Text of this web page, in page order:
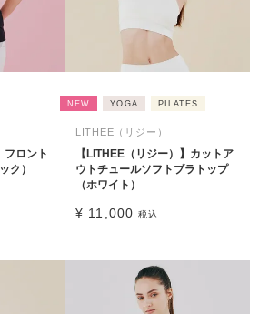
フロント
ク）
NEW YOGA PILATES
LITHEE（リジー）
【LITHEE（リジー）】カットア
ウトチュールソフトブラトップ
（ホワイト）
¥ 11,000 税込